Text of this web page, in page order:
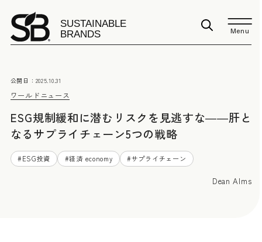
Menu
ワールドニュース
公開日： 2025.10.31
ESG規制緩和に潜むリスクを見逃すな――肝と
なるサプライチェーン5つの戦略
#ESG投資 #経済 economy #サプライチェーン
Dean Alms